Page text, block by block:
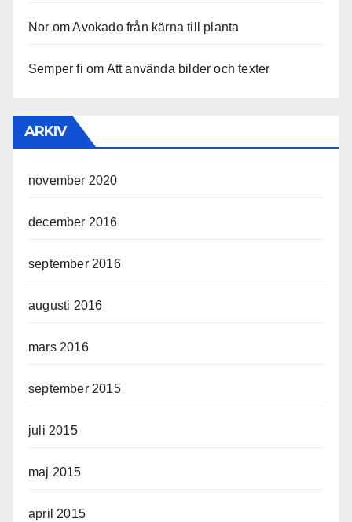
Nor omAvokado från kärna till planta
Semper fi om Att använda bilder och texter
ARKIV
november 2020
december 2016
september 2016
augusti 2016
mars 2016
september 2015
juli 2015
maj 2015
april 2015